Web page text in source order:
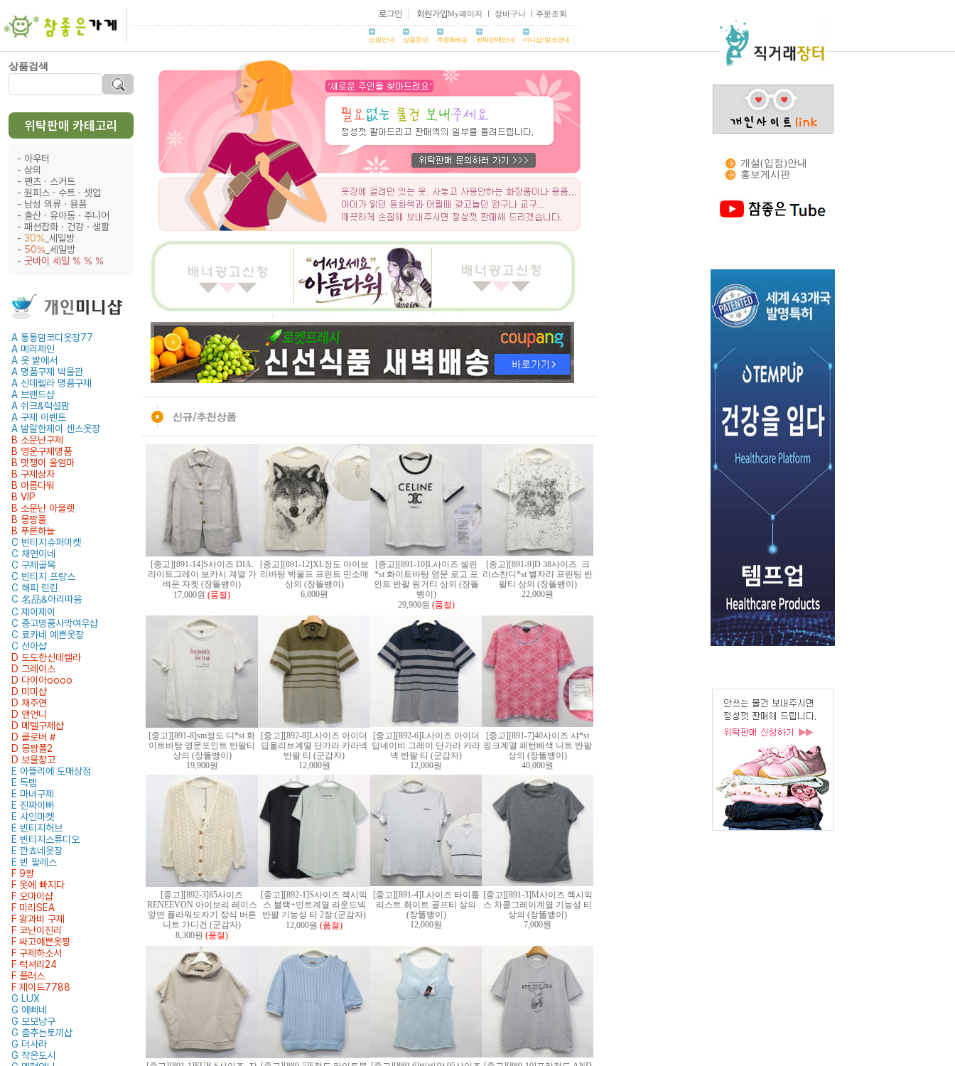
로그인 회원가입My페이지 ㅣ 장바구니 ㅣ 주문조회
쇼핑안내 상품문의 주문&배송 위탁판매안내 미니샵/링크안내
상품검색
위탁판매 카테고리
아우터
상의
팬츠ㆍ스커트
원피스ㆍ수트ㆍ셋업
남성 의류ㆍ용품
출산ㆍ유아동ㆍ주니어
패션잡화ㆍ건강ㆍ생활
30% _세일방
50% _세일방
굿바이 세일 % % %
A 통통맘코디옷장77
A 메리제인
A 옷 밭에서
A 명품구제 박물관
A 신데렐라 명품구제
A 브랜드샵
A 쉬크&럭셜맘
A 구제 이벤트
A 발랄한제이 센스옷장
B 소문난구제
B 영운구제명품
B 멋쟁이 울엄마
B 구제상자
B 아름다워
B VIP
B 소문난 아울렛
B 몽짱폴
B 푸른하늘
C 빈티지슈퍼마켓
C 채연이네
C 구제골목
C 빈티지 프랑스
C 해피 린린
C 名品&아리따움
C 제이제이
C 중고명품사막여우샵
C 료카네 예쁜옷장
C 선아샵
D 도도한신데렐라
D 그레이스
D 다이아oooo
D 미미샵
D 재주연
D 앤언니
D 메텔구제샵
D 클로버 #
D 몽짱폴2
D 보물창고
E 아뜰리에 도매상점
E 득템
E 마녀구제
E 진짜이뻐
E 샤인마켓
E 빈티지허브
E 빈티지스튜디오
E 깐쵸네옷장
E 빈 팔레스
F 9짱
F 옷에 빠지다
F 오마이샵
F 미라SEA
F 왕과비 구제
F 코난이진리
F 싸고예쁜옷짱
F 구제하소서
F 럭셔리24
F 플러스
F 제이드7788
G LUX
G 예삐네
G 모모낭구
G 춤추는토끼샵
G 더사라
G 작은도시
[중고][891-14]S사이즈 DIA.
라이트그레이 보카시 계열 가
벼운 자켓 (장똘뱅이)
17,000원 (품절)
[중고][891-12]XL정도 아이보
리바탕 빅울프 프린트 민소매
상의 (장똘뱅이)
6,800원
[중고][891-10]L사이즈 셀린
*st 화이트바탕 영문 로고 포
인트 반팔 링거티 상의 (장똘
뱅이)
29,900원 (품절)
[중고][891-9]D 38사이즈. 크
리스찬디*st 별자리 프린팅 반
팔티 상의 (장똘뱅이)
22,000원
[중고][891-8]sm정도 디*st 화
이트바탕 영문포인트 반팔티
상의 (장똘뱅이)
19,900원
[중고][892-8]L사이즈 아이더
딥올리브계열 단가라 카라넥
반팔 티 (군감자)
12,000원
[중고][892-6]L사이즈 아이더
딥네이비 그레이 단가라 카라
넥 반팔 티 (군감자)
12,000원
[중고][891-7]40사이즈 샤*st
핑크계열 패턴배색 니트 반팔
상의 (장똘뱅이)
40,000원
[중고][892-3]85사이즈
RENEEVON 아이보리 레이스
앞면 플라워도자기 장식 버튼
니트 가디건 (군감자)
8,300원 (품절)
[중고][892-1]S사이즈 젝시믹
스 블랙+민트계열 라운드넥
반팔 기능성 티 2장 (군감자)
12,000원 (품절)
[중고][891-4]L사이즈 타이틀
리스트 화이트 골프티 상의
(장똘뱅이)
12,000원
[중고][891-3]M사이즈 젝시믹
스 차콜그레이계열 기능성 티
상의 (장똘뱅이)
7,000원
개설(입점)안내
홍보게시판